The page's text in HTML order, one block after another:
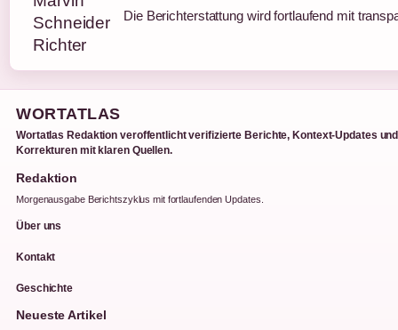
Die Berichterstattung wird fortlaufend mit
WORTATLAS
Wortatlas Redaktion veroffentlicht verifizierte Berichte, Kontext-Updates und
Korrekturen mit klaren Quellen.
Redaktion
Morgenausgabe Berichtszyklus mit fortlaufenden Updates.
Über uns
Kontakt
Geschichte
Neueste Artikel